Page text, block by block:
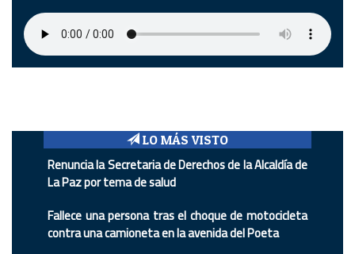
LO MÁS VISTO
Renuncia la Secretaria de Derechos de la Alcaldía de
La Paz por tema de salud
Fallece una persona tras el choque de motocicleta
contra una camioneta en la avenida del Poeta